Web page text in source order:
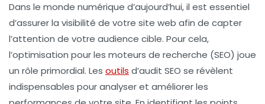
Dans le monde numérique d’aujourd’hui, il est essentiel
d’assurer la visibilité de votre site web afin de capter
l’attention de votre audience cible. Pour cela,
l’optimisation pour les moteurs de recherche (SEO) joue
un rôle primordial. Les outils d’audit SEO se révèlent
indispensables pour analyser et améliorer les